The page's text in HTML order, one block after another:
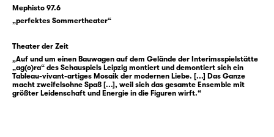
Hoffnung nicht aufgeben. Aber wie soll das
gehen? Und worauf hoffen wir eigentlich?
Das fragt sich auch Liv Strömquist in ihrer
Graphic Novel „I’m every woman“ und mit ihr
Ada Berger, die daraus ein Stück geschrieben
hat. Darin begegnen wir fünf Menschen
Mephisto 97.6
„perfektes Sommertheater“
Theater der Zeit
„Auf und um einen Bauwagen auf dem Gelände der Interimsspielstätte
„ag(o)ra“ des Schauspiels Leipzig montiert und demontiert sich ein
Tableau-vivant-artiges Mosaik der modernen Liebe. [...] Das Ganze
macht zweifelsohne Spaß [...], weil sich das gesamte Ensemble mit
größter Leidenschaft und Energie in die Figuren wirft.“